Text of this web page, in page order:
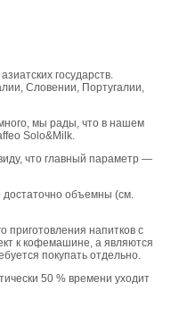
государств.
Словении, Португалии,
мы рады, что в нашем
Solo&Milk.
что главный параметр —
объемны (см.
приготовления напитков с
к кофемашине, а являются
покупать отдельно.
50 % времени уходит